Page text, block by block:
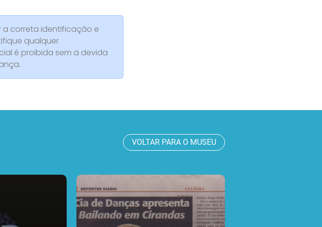
correta identificação e
qualquer
é proibida sem a devida
VOLTAR PARA O MUSEU